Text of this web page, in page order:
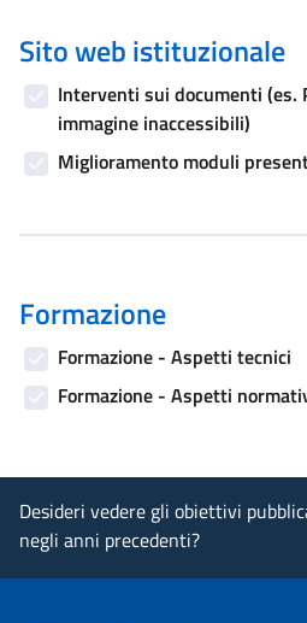
Sito web istituzionale
Interventi sui documenti (es.
immagine inaccessibili)
Miglioramento moduli
Formazione
Formazione - Aspetti tecnici
Formazione - Aspetti
Desideri vedere gli obiettivi
negli anni precedenti?